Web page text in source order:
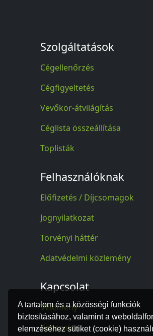
A tartalom és a közösségi funkciók
biztosításához, valamint a
elemzéséhez sütiket (cookie)
Szolgáltatások
Cégellenőrzés
Cégfigyeltetés
Vevőkör-átvilágítás
Céglista összeállítása
Toplisták
Felhasználóknak
Előfizetés / Díjcsomagok
Jognyilatkozat
Törvényi háttér
Adatvédelmi közlemény
Kapcsolat
Vélemény
Kapcsolat